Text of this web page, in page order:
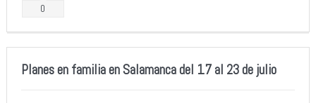
0
Planes en familia en Salamanca del 17 al 23 de julio